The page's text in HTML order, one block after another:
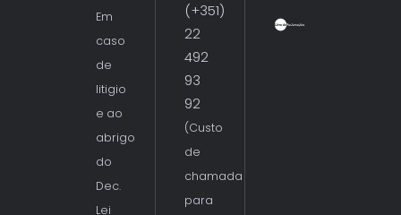
Em
caso
de
litigio
e ao
abrigo
do
Dec.
Lei
(+351)
22
492
93
92
(Custo
de
chamada
para